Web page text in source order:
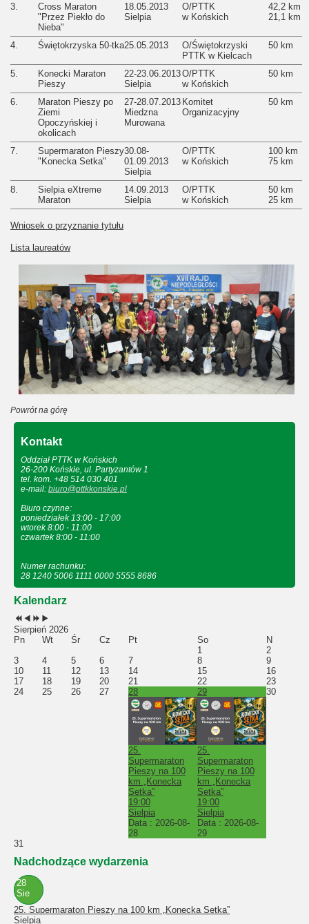
3.
Cross Maraton
"Przez Piekło do
Nieba"
18.05.2013
Sielpia
O/PTTK
w Końskich
42,2 km
21,1 km
4. Świętokrzyska 50-tka25.05.2013
O/Świętokrzyski
PTTK w Kielcach
50 km
5.
Konecki Maraton
Pieszy
22-23.06.2013
Sielpia
O/PTTK
w Końskich
50 km
6.
Maraton Pieszy po
Ziemi
Opoczyńskiej i
okolicach
27-28.07.2013
Miedzna
Murowana
Komitet
Organizacyjny
50 km
7.
Supermaraton Pieszy
"Konecka Setka"
30.08-
01.09.2013
Sielpia
O/PTTK
w Końskich
100 km
75 km
8.
Sielpia eXtreme
Maraton
14.09.2013
Sielpia
O/PTTK
w Końskich
50 km
25 km
Wniosek o przyznanie tytułu
Lista laureatów
Powrót na górę
Kontakt
Oddział PTTK w Końskich
26-200 Końskie, ul. Partyzantów 1
tel. kom. +48 514 030 401
e-mail: biuro@pttkkonskie.pl
Biuro czynne:
poniedziałek 13:00 - 17:00
wtorek 8:00 - 11:00
czwartek 8:00 - 11:00
Numer rachunku:
28 1240 5006 1111 0000 5555 8686
Kalendarz
Sierpień 2026
Pn
Wt Śr Cz Pt So
N
1
2
3
4 5 6 7 8
9
10
11 12 13 14 15
16
17
18 19 20 21 22
23
24
25 26 27 28
25.
Supermaraton
Pieszy na 100
km „Konecka
Setka”
19:00
Sielpia
Data : 2026-08-
28
29
25.
Supermaraton
Pieszy na 100
km „Konecka
Setka”
19:00
Sielpia
Data : 2026-08-
29
30
31
Nadchodzące wydarzenia
28
Sie
25. Supermaraton Pieszy na 100 km „Konecka Setka”
Sielpia